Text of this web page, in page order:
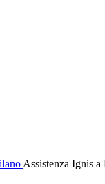
Assistenza Ignis